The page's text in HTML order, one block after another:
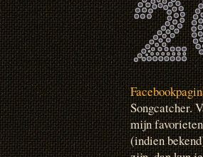
Songcatcher.
mijn
(indien